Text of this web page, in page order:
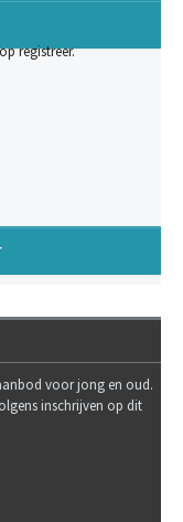
registreer.
voor jong en oud.
inschrijven op dit